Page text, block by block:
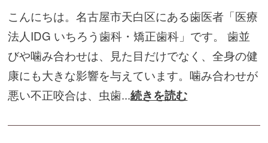
こんにちは。名古屋市天白区にある歯医者「医療
法人IDG いちろう歯科・矯正歯科」です。 歯並
びや噛み合わせは、見た目だけでなく、全身の健
康にも大きな影響を与えています。噛み合わせが
悪い不正咬合は、虫歯...続きを読む